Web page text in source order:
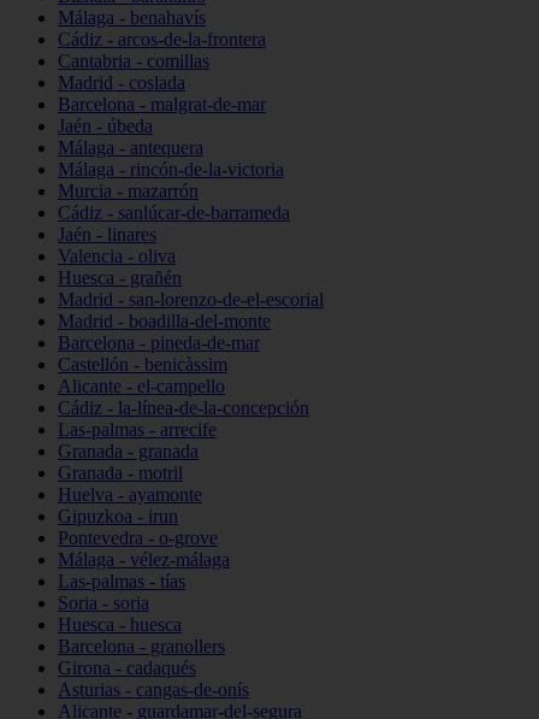
Málaga - benahavís
Cádiz - arcos-de-la-frontera
Cantabria - comillas
Madrid - coslada
Barcelona - malgrat-de-mar
Jaén - úbeda
Málaga - antequera
Málaga - rincón-de-la-victoria
Murcia - mazarrón
Cádiz - sanlúcar-de-barrameda
Jaén - linares
Valencia - oliva
Huesca - grañén
Madrid - san-lorenzo-de-el-escorial
Madrid - boadilla-del-monte
Barcelona - pineda-de-mar
Castellón - benicàssim
Alicante - el-campello
Cádiz - la-línea-de-la-concepción
Las-palmas - arrecife
Granada - granada
Granada - motril
Huelva - ayamonte
Gipuzkoa - irun
Pontevedra - o-grove
Málaga - vélez-málaga
Las-palmas - tías
Soria - soria
Huesca - huesca
Barcelona - granollers
Girona - cadaqués
Asturias - cangas-de-onís
Alicante - guardamar-del-segura